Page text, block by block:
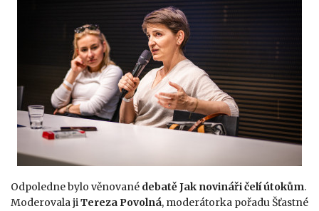
Odpoledne bylo věnované debatě Jak novináři čelí útokům.
Moderovala jiTereza Povolná, moderátorka pořadu Šťastné